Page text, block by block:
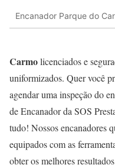
Encanador Parque do
Carmolicenciados e
uniformizados. Quer você
agendar uma inspeção do
de Encanador da SOS
tudo! Nossos encanadores
equipados com as
obter os melhores